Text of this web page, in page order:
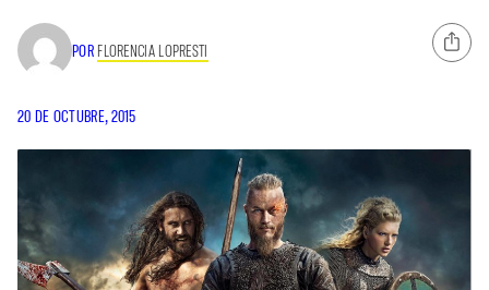
POR FLORENCIA LOPRESTI
20 DE OCTUBRE, 2015